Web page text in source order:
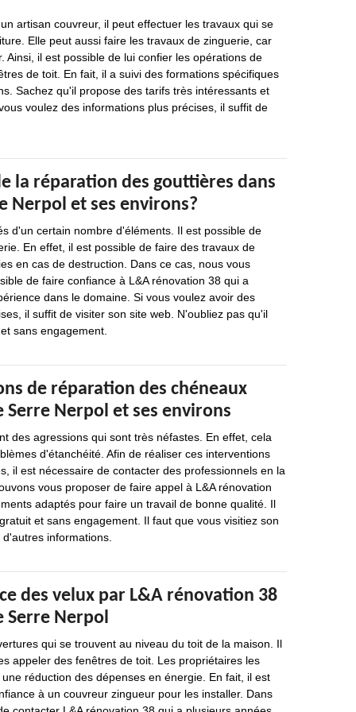
artisan couvreur, il peut effectuer les travaux qui se
Elle peut aussi faire les travaux de zinguerie, car
Ainsi, il est possible de lui confier les opérations de
de toit. En fait, il a suivi des formations spécifiques
Sachez qu'il propose des tarifs très intéressants et
voulez des informations plus précises, il suffit de
la réparation des gouttières dans
Nerpol et ses environs?
d'un certain nombre d'éléments. Il est possible de
En effet, il est possible de faire des travaux de
en cas de destruction. Dans ce cas, nous vous
de faire confiance à L&A rénovation 38 qui a
dans le domaine. Si vous voulez avoir des
il suffit de visiter son site web. N'oubliez pas qu'il
sans engagement.
de réparation des chéneaux
Serre Nerpol et ses environs
des agressions qui sont très néfastes. En effet, cela
d'étanchéité. Afin de réaliser ces interventions
il est nécessaire de contacter des professionnels en la
vous proposer de faire appel à L&A rénovation
adaptés pour faire un travail de bonne qualité. Il
et sans engagement. Il faut que vous visitiez son
informations.
des velux par L&A rénovation 38
Serre Nerpol
qui se trouvent au niveau du toit de la maison. Il
appeler des fenêtres de toit. Les propriétaires les
réduction des dépenses en énergie. En fait, il est
à un couvreur zingueur pour les installer. Dans